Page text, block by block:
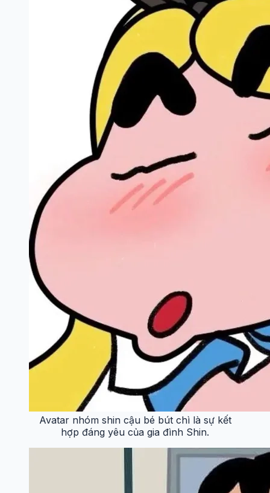
Avatar nhóm shin cậu bé bút chì là sự kết
hợp đáng yêu của gia đình Shin.